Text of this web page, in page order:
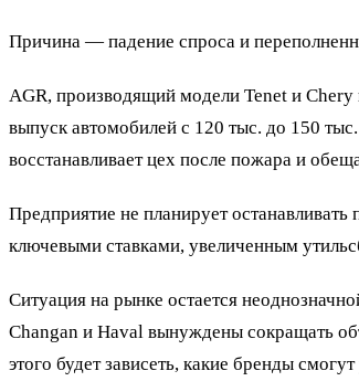
Причина — падение спроса и
AGR, производящий модели Tenet и Chery
выпуск автомобилей с 120 тыс. до 150
восстанавливает цех после пожара и
Предприятие не планирует
ключевыми ставками, увеличенным
Ситуация на рынке остается
Changan и Haval вынуждены сокращать
этого будет зависеть, какие бренды